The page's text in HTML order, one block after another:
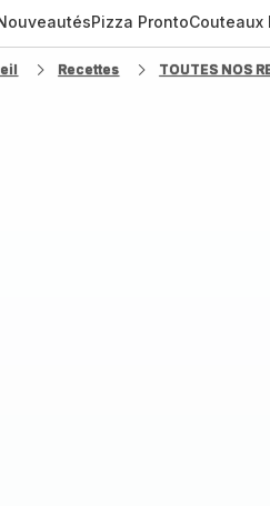
Pizza ProntoCouteaux
Recettes TOUTES NOS